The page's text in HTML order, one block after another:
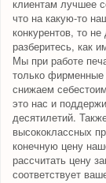
клиентам лучшее
что на какую-то
конкурентов, то
разберитесь, как
Мы при работе
только
снижаем
это нас и
десятилетий.
высококлассных
конечную цену
рассчитать цену
соответствует